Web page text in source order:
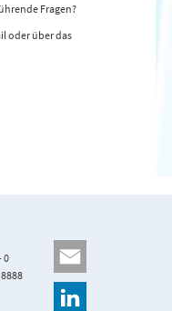
Fragen?
oder über das
0